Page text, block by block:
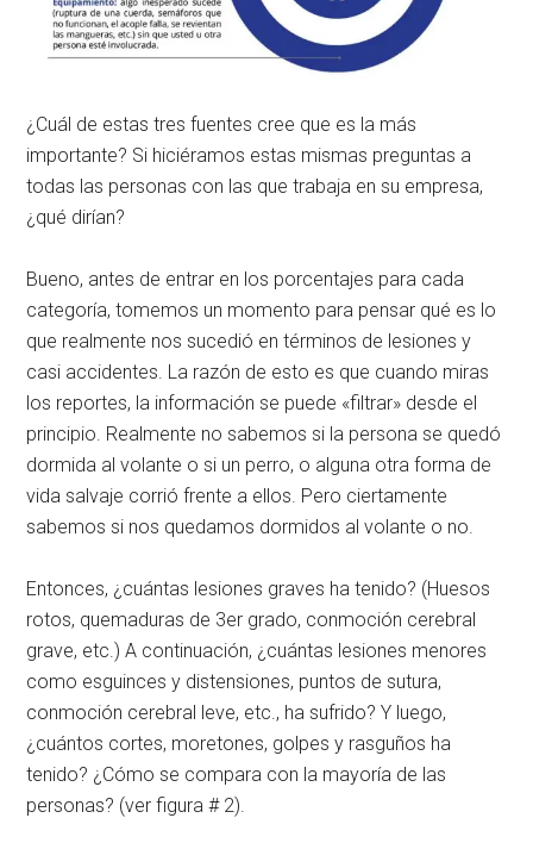
¿Cuál de estas tres fuentes cree que es la más
importante? Si hiciéramos estas mismas preguntas a
todas las personas con las que trabaja en su empresa,
¿qué dirían?
Bueno, antes de entrar en los porcentajes para cada
categoría, tomemos un momento para pensar qué es lo
que realmente nos sucedió en términos de lesiones y
casi accidentes. La razón de esto es que cuando miras
los reportes, la información se puede «filtrar» desde el
principio. Realmente no sabemos si la persona se quedó
dormida al volante o si un perro, o alguna otra forma de
vida salvaje corrió frente a ellos. Pero ciertamente
sabemos si nos quedamos dormidos al volante o no.
Entonces, ¿cuántas lesiones graves ha tenido? (Huesos
rotos, quemaduras de 3er grado, conmoción cerebral
grave, etc.) A continuación, ¿cuántas lesiones menores
como esguinces y distensiones, puntos de sutura,
conmoción cerebral leve, etc., ha sufrido? Y luego,
¿cuántos cortes, moretones, golpes y rasguños ha
tenido? ¿Cómo se compara con la mayoría de las
personas? (ver figura # 2).